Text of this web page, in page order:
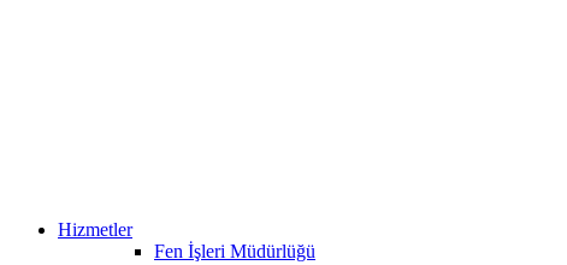
Hizmetler
Fen İşleri Müdürlüğü